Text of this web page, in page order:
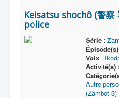
Keisatsu shochô (警察
police
Série :
Voix :
Activité(s) :
Autre
(Zambot 3)